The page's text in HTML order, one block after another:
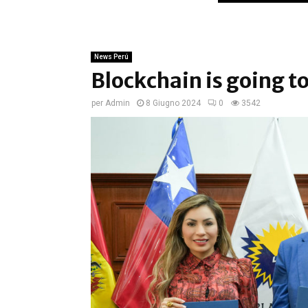
News Perú
Blockchain is going
per Admin 8 Giugno 2024 0 3542